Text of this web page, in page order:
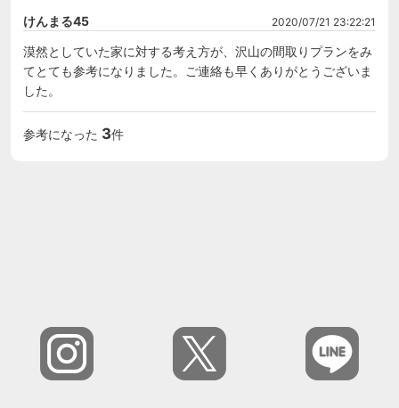
けんまる45 2020/07/21 23:22:21
漠然としていた家に対する考え方が、沢山の間取りプランをみ
てとても参考になりました。ご連絡も早くありがとうございま
した。
参考になった 3件